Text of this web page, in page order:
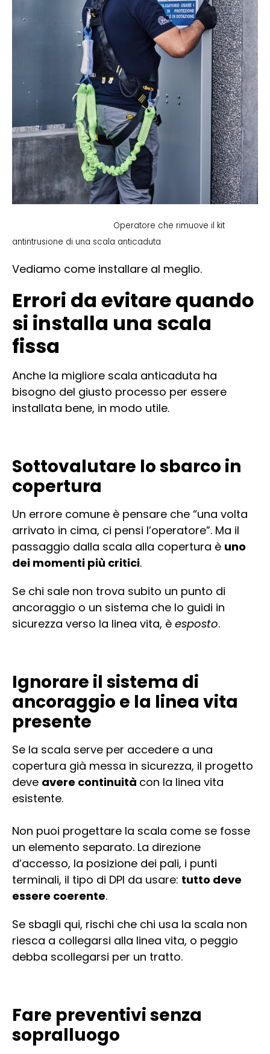
Operatore che rimuove il kit
antintrusione di una scala anticaduta
Vediamo come installare al meglio.
Errori da evitare quando
si installa una scala
fissa
Anche la migliore scala anticaduta ha
bisogno del giusto processo per essere
installata bene, in modo utile.
Sottovalutare lo sbarco in
copertura
Un errore comune è pensare che “una volta
arrivato in cima, ci pensi l’operatore”. Ma il
passaggio dalla scala alla copertura è uno
dei momenti più critici.
Se chi sale non trova subito un punto di
ancoraggio o un sistema che lo guidi in
sicurezza verso la linea vita, è esposto.
Ignorare il sistema di
ancoraggio e la linea vita
presente
Se la scala serve per accedere a una
copertura già messa in sicurezza, il progetto
deve avere continuità con la linea vita
esistente.
Non puoi progettare la scala come se fosse
un elemento separato. La direzione
d’accesso, la posizione dei pali, i punti
terminali, il tipo di DPI da usare: tutto deve
essere coerente.
Se sbagli qui, rischi che chi usa la scala non
riesca a collegarsi alla linea vita, o peggio
debba scollegarsi per un tratto.
Fare preventivi senza
sopralluogo